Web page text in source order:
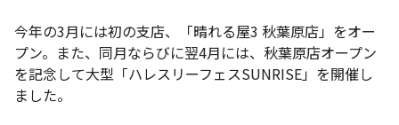
今年の3月には初の支店、「晴れる屋3 秋葉原店」をオー
プン。また、同月ならびに翌4月には、秋葉原店オープン
を記念して大型「ハレスリーフェスSUNRISE」を開催し
ました。